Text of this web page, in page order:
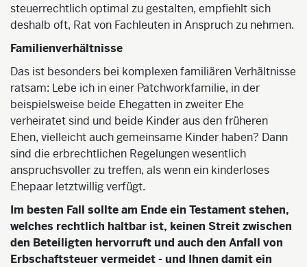
steuerrechtlich optimal zu gestalten, empfiehlt sich
deshalb oft, Rat von Fachleuten in Anspruch zu nehmen.
Familienverhältnisse
Das ist besonders bei komplexen familiären Verhältnisse
ratsam: Lebe ich in einer Patchworkfamilie, in der
beispielsweise beide Ehegatten in zweiter Ehe
verheiratet sind und beide Kinder aus den früheren
Ehen, vielleicht auch gemeinsame Kinder haben? Dann
sind die erbrechtlichen Regelungen wesentlich
anspruchsvoller zu treffen, als wenn ein kinderloses
Ehepaar letztwillig verfügt.
Im besten Fall sollte am Ende ein Testament stehen,
welches rechtlich haltbar ist, keinen Streit zwischen
den Beteiligten hervorruft und auch den Anfall von
Erbschaftsteuer vermeidet - und Ihnen damit ein